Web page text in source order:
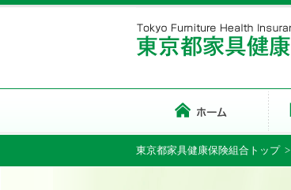
東京都家具健康保険組合トップ>